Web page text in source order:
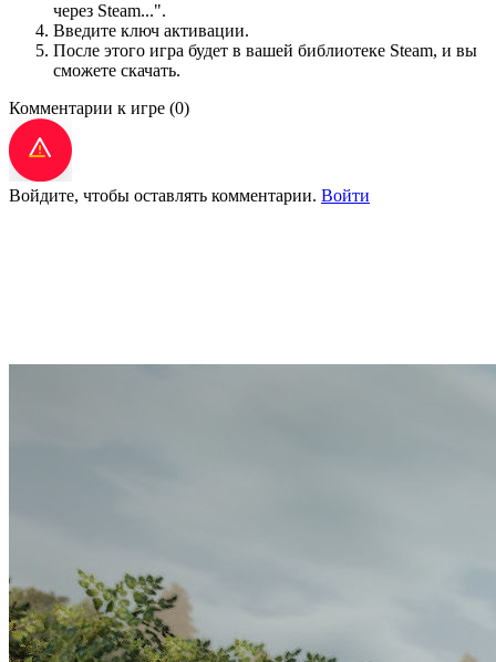
через Steam...".
Введите ключ активации.
После этого игра будет в вашей библиотеке Steam, и вы
сможете скачать.
Комментарии к игре (0)
Войдите, чтобы оставлять комментарии. Войти